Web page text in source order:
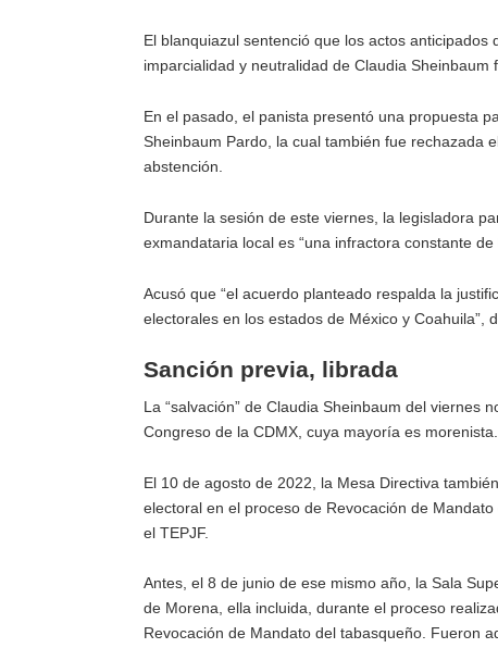
El blanquiazul sentenció que los actos
imparcialidad y neutralidad de Claudia Sheinbaum
En el pasado, el panista presentó una propuesta
Sheinbaum Pardo, la cual también fue rechazada
abstención.
Durante la sesión de este viernes, la legisladora
exmandataria local es “una infractora constante de
Acusó que “el acuerdo planteado respalda la
electorales en los estados de México y Coahuila”,
Sanción previa, librada
La “salvación” de Claudia Sheinbaum del viernes
Congreso de la CDMX, cuya mayoría es morenista.
El 10 de agosto de 2022, la Mesa Directiva
electoral en el proceso de Revocación de
el TEPJF.
Antes, el 8 de junio de ese mismo año, la Sala
de Morena, ella incluida, durante el proceso
Revocación de Mandato del tabasqueño. Fueron